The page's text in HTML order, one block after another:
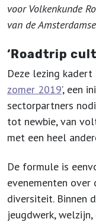
voor Volkenkunde
van de
‘Roadtrip
Deze lezing kadert
zomer 2019’, een
sectorpartners
tot newbie, van
met een heel
De formule is
evenementen
diversiteit. Binnen
jeugdwerk,